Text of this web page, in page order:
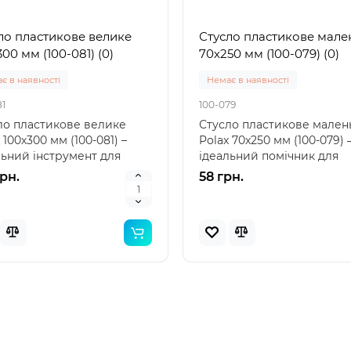
Новинка
57100 (85 x 85 x 23см)
дитячий басейн
Intex 29039 - Термо́метр
басе́йнів
пластикове велике
мм (100-081) (0)
в наявності
пластикове велике
100х300 мм (100-081) –
інструмент для
різу AQUAPOST..
Стусло пластикове
70х250 мм (100-079) (0)
Немає в наявності
100-079
Стусло пластикове
Polax 70х250 мм (100-079)
ідеальний помічник для
точного різу Стусло пл..
58 грн.